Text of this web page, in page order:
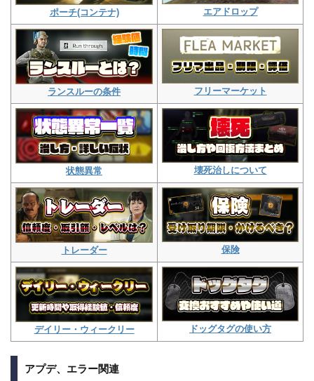
ポーチ(コンテナ) エアドロップ
ランスルーの条件 フリーマーケット
状態異常 壊死治しについて
トレーダー 保険
デイリー・ウィークリー ドッグタグの使い方
アプデ、エラー関連